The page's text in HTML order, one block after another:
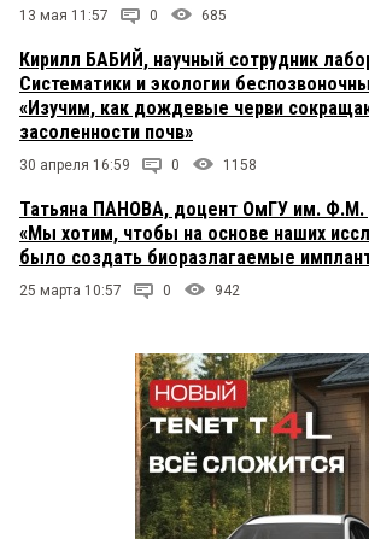
13 мая 11:57 0 685
Кирилл БАБИЙ, научный сотрудник
Систематики и экологии
«Изучим, как дождевые черви
засоленности почв»
30 апреля 16:59 0 1158
Татьяна ПАНОВА, доцент ОмГУ им. Ф.М.
«Мы хотим, чтобы на основе наших
было создать биоразлагаемые
25 марта 10:57 0 942